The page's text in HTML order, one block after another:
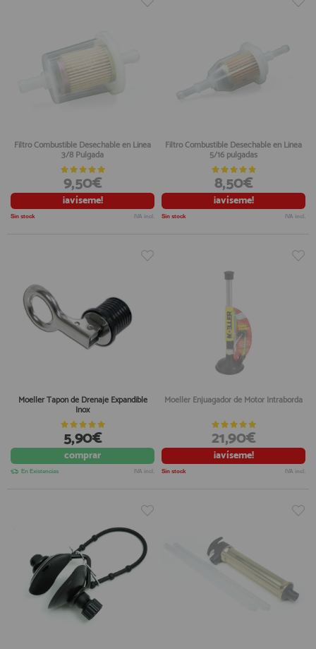
Filtro Combustible Desechable en Linea
3/8 Pulgada
9,50€
¡avíseme!
Sin stock IVA incl.
Filtro Combustible Desechable en Linea
5/16 pulgadas
8,50€
¡avíseme!
Sin stock IVA incl.
Moeller Tapon de Drenaje Expandible
Inox
5,90€
comprar
En Existencias IVA incl.
Moeller Enjuagador de Motor Intraborda
21,90€
¡avíseme!
Sin stock IVA incl.